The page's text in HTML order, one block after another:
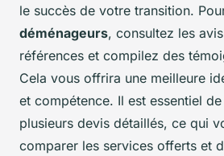
le succès de votre transition.
déménageurs, consultez les
références et compilez des
Cela vous offrira une meilleure
et compétence. Il est essentiel
plusieurs devis détaillés, ce qui
comparer les services offerts et